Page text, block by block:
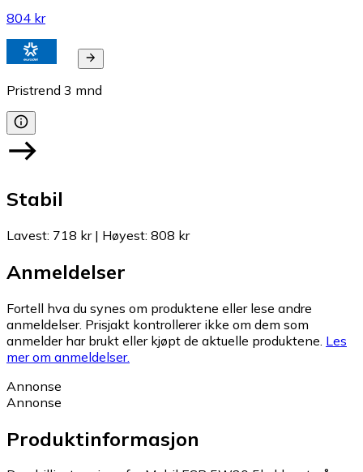
804 kr
Pristrend 3 mnd
Stabil
Lavest: 718 kr| Høyest: 808 kr
Anmeldelser
Fortell hva du synes om produktene eller lese andre
anmeldelser. Prisjakt kontrollerer ikke om dem som
anmelder har brukt eller kjøpt de aktuelle produktene. Les
mer om anmeldelser.
Annonse
Annonse
Produktinformasjon